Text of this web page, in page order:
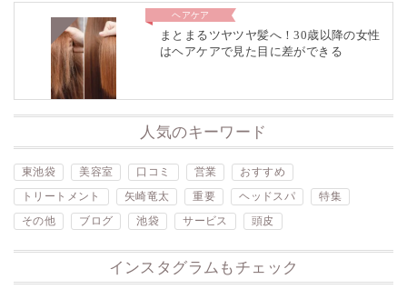
ヘアケア
まとまるツヤツヤ髪へ！30歳以降の女性
はヘアケアで見た目に差ができる
人気のキーワード
東池袋 美容室 口コミ 営業
おすすめ
トリートメント
矢崎竜太 重要 ヘッドスパ
特集
その他
ブログ 池袋 サービス 頭皮
インスタグラムもチェック